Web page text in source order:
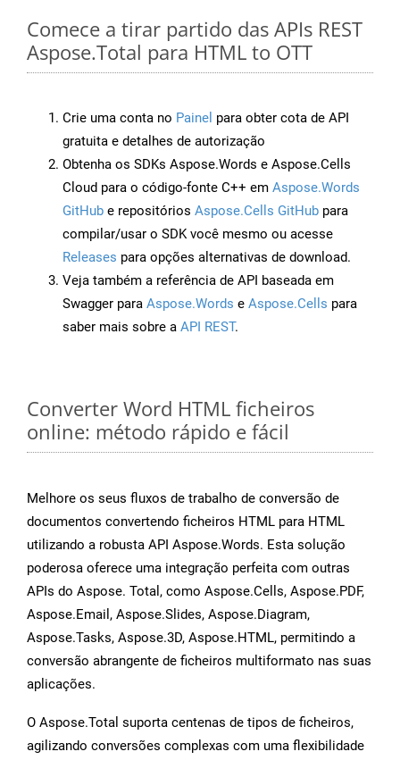
Comece a tirar partido das APIs REST
Aspose.Total para HTML to OTT
Crie uma conta no Painel para obter cota de API
gratuita e detalhes de autorização
Obtenha os SDKs Aspose.Words e Aspose.Cells
Cloud para o código-fonte C++ em Aspose.Words
GitHub e repositórios Aspose.Cells GitHub para
compilar/usar o SDK você mesmo ou acesse
Releases para opções alternativas de download.
Veja também a referência de API baseada em
Swagger para Aspose.Words e Aspose.Cells para
saber mais sobre a API REST.
Converter Word HTML ficheiros
online: método rápido e fácil
Melhore os seus fluxos de trabalho de conversão de
documentos convertendo ficheiros HTML para HTML
utilizando a robusta API Aspose.Words. Esta solução
poderosa oferece uma integração perfeita com outras
APIs do Aspose. Total, como Aspose.Cells, Aspose.PDF,
Aspose.Email, Aspose.Slides, Aspose.Diagram,
Aspose.Tasks, Aspose.3D, Aspose.HTML, permitindo a
conversão abrangente de ficheiros multiformato nas suas
aplicações.
O Aspose.Total suporta centenas de tipos de ficheiros,
agilizando conversões complexas com uma flexibilidade